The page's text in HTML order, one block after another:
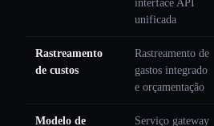
interface API
unificada
Rastreamento
de custos
Rastreamento de
gastos integrado
e orçamentação
Modelo de Serviço gateway